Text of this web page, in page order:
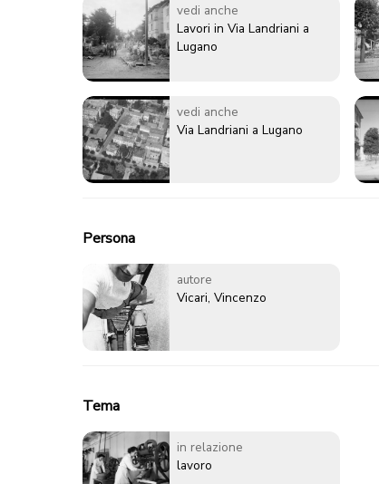
vedi anche
Lavori in Via Landriani a
Lugano
vedi anche
Via Landriani a Lugano
Persona
autore
Vicari, Vincenzo
Tema
in relazione
lavoro